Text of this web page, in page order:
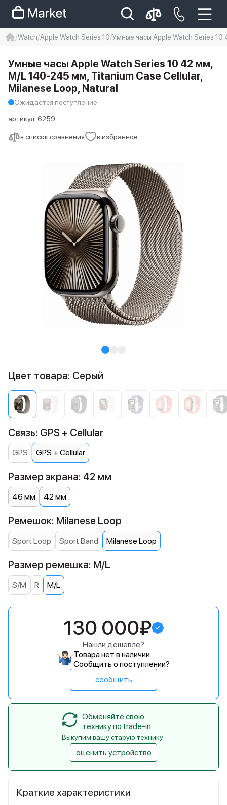
Iphone 14 pro max
айфон 14
Watch Apple Watch Series 10 Умные часы Apple Watch Series
в список сравнения в избранное
Умные часы Apple Watch Series 10 42 мм,
M/L 140-245 мм, Titanium Case Cellular,
Milanese Loop, Natural
Ожидается поступление
артикул: 6259
Краткие характеристики
Цвет товара: Серый
Связь: GPS + Cellular
GPS GPS + Cellular
Размер экрана: 42 мм
46 мм 42 мм
Ремешок: Milanese Loop
Sport Loop Sport Band Milanese Loop
Размер ремешка: M/L
S/M R M/L
130 000₽
Нашли дешевле?
Товара нет в наличии.
Сообщить о поступлении?
сообщить
Обменяйте свою
технику по trade-in
Выкупим вашу старую технику
оценить устройство